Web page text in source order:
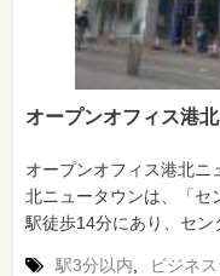
オープンオフィス港
オープンオフィス港北ニ
北ニュータウンは、「セ
駅徒歩14分にあり、セン
駅3分以内 ビジネ